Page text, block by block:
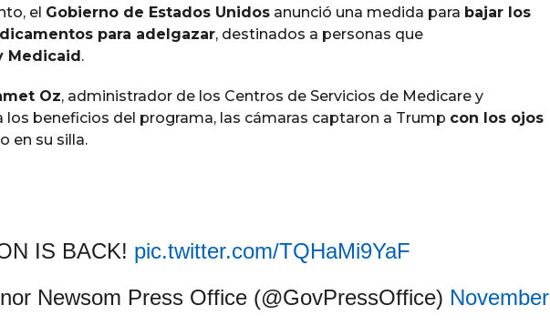
el Gobierno de Estados Unidos anunció una medida para bajar los
para adelgazar, destinados a personas que
Medicaid.
Oz, administrador de los Centros de Servicios de Medicare y
los beneficios del programa, las cámaras captaron a Trump con los ojos
en su silla.
IS BACK! pic.twitter.com/TQHaMi9YaF
Newsom Press Office (@GovPressOffice) November